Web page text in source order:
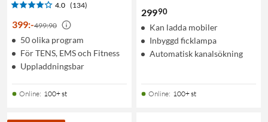
4.0 (134)
399:-499:90
50 olika program
För TENS, EMS och Fitness
Uppladdningsbar
Online: 100+ st
29990
Kan ladda mobiler
Inbyggd ficklampa
Automatisk kanalsökning
Online: 100+ st